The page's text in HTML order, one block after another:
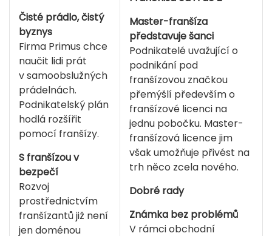
Čisté prádlo, čistý
byznys
Firma Primus chce
naučit lidi prát
v samoobslužných
prádelnách.
Podnikatelský plán
hodlá rozšířit
pomocí franšízy.
S franšízou v
bezpečí
Rozvoj
prostřednictvím
franšízantů již není
jen doménou
Master-franšíza
představuje šanci
Podnikatelé uvažující o
podnikání pod
franšízovou značkou
přemýšlí především o
franšízové licenci na
jednu pobočku. Master-
franšízová licence jim
však umožňuje přivést na
trh něco zcela nového.
Dobré rady
Známka bez problémů
V rámci obchodní